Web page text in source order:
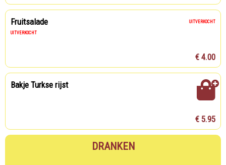
Fruitsalade
UITVERKOCHT
UITVERKOCHT
€ 4.00
Bakje Turkse rijst
€ 5.95
DRANKEN